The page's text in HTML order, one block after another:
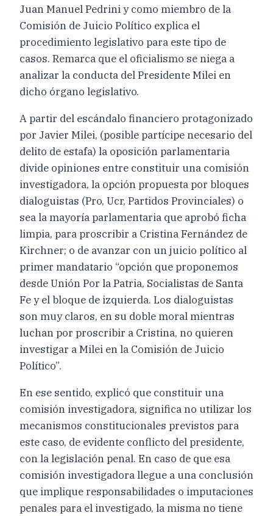
Juan Manuel Pedrini y como miembro de la
Comisión de Juicio Político explica el
procedimiento legislativo para este tipo de
casos. Remarca que el oficialismo se niega a
analizar la conducta del Presidente Milei en
dicho órgano legislativo.
A partir del escándalo financiero protagonizado
por Javier Milei, (posible partícipe necesario del
delito de estafa) la oposición parlamentaria
divide opiniones entre constituir una comisión
investigadora, la opción propuesta por bloques
dialoguistas (Pro, Ucr, Partidos Provinciales) o
sea la mayoría parlamentaria que aprobó ficha
limpia, para proscribir a Cristina Fernández de
Kirchner; o de avanzar con un juicio político al
primer mandatario “opción que proponemos
desde Unión Por la Patria, Socialistas de Santa
Fe y el bloque de izquierda. Los dialoguistas
son muy claros, en su doble moral mientras
luchan por proscribir a Cristina, no quieren
investigar a Milei en la Comisión de Juicio
Político”.
En ese sentido, explicó que constituir una
comisión investigadora, significa no utilizar los
mecanismos constitucionales previstos para
este caso, de evidente conflicto del presidente,
con la legislación penal. En caso de que esa
comisión investigadora llegue a una conclusión
que implique responsabilidades o imputaciones
penales para el investigado, la misma no tiene